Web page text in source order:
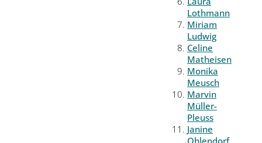
Lothmann
Miriam
Ludwig
Celine
Matheisen
Monika
Meusch
Marvin
Müller-
Pleuss
Janine
Ohlendorf